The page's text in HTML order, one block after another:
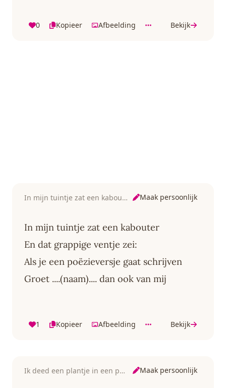
0 Kopieer Afbeelding Bekijk
In mijn tuintje zat een kabouter Maak persoonlijk
In mijn tuintje zat een kabouter
En dat grappige ventje zei:
Als je een poëzieversje gaat schrijven
Groet ....(naam).... dan ook van mij
1 Kopieer Afbeelding Bekijk
Ik deed een plantje in een potje Maak persoonlijk